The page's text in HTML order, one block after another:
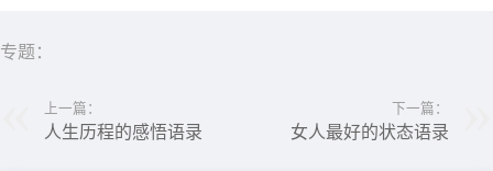
专题：
上一篇：
人生历程的感悟语录
下一篇：
女人最好的状态语录